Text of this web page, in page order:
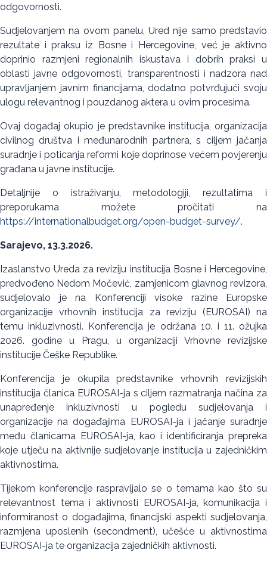
odgovornosti.
Sudjelovanjem na ovom panelu, Ured nije samo predstavio
rezultate i praksu iz Bosne i Hercegovine, već je aktivno
doprinio razmjeni regionalnih iskustava i dobrih praksi u
oblasti javne odgovornosti, transparentnosti i nadzora nad
upravljanjem javnim financijama, dodatno potvrđujući svoju
ulogu relevantnog i pouzdanog aktera u ovim procesima.
Ovaj događaj okupio je predstavnike institucija, organizacija
civilnog društva i međunarodnih partnera, s ciljem jačanja
suradnje i poticanja reformi koje doprinose većem povjerenju
građana u javne institucije.
Detaljnije o istraživanju, metodologiji, rezultatima i
preporukama možete pročitati na
https://internationalbudget.org/open-budget-survey/.
Sarajevo, 13.3.2026.
Izaslanstvo Ureda za reviziju institucija Bosne i Hercegovine,
predvođeno Nedom Močević, zamjenicom glavnog revizora,
sudjelovalo je na Konferenciji visoke razine Europske
organizacije vrhovnih institucija za reviziju (EUROSAI) na
temu inkluzivnosti. Konferencija je održana 10. i 11. ožujka
2026. godine u Pragu, u organizaciji Vrhovne revizijske
institucije Češke Republike.
Konferencija je okupila predstavnike vrhovnih revizijskih
institucija članica EUROSAI-ja s ciljem razmatranja načina za
unapređenje inkluzivnosti u pogledu sudjelovanja i
organizacije na događajima EUROSAI-ja i jačanje suradnje
među članicama EUROSAI-ja, kao i identificiranja prepreka
koje utječu na aktivnije sudjelovanje institucija u zajedničkim
aktivnostima.
Tijekom konferencije raspravljalo se o temama kao što su
relevantnost tema i aktivnosti EUROSAI-ja, komunikacija i
informiranost o događajima, financijski aspekti sudjelovanja,
razmjena uposlenih (secondment), učešće u aktivnostima
EUROSAI-ja te organizacija zajedničkih aktivnosti.